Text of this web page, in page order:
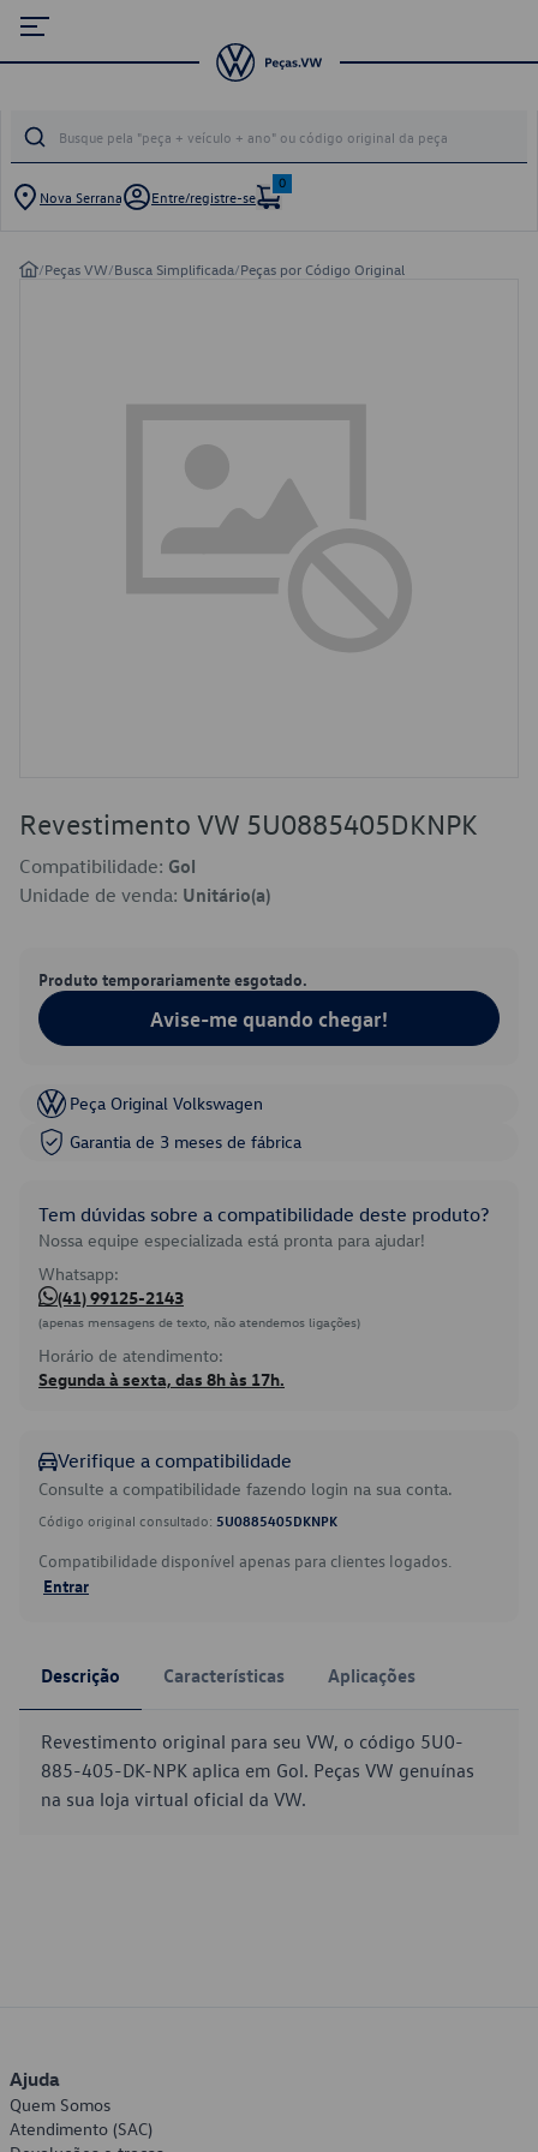
Nova Serrana Entre/registre-se
0
/Peças VW/Busca Simplificada/Peças por Código Original
Revestimento VW 5U0885405DKNPK
Compatibilidade: Gol
Unidade de venda: Unitário(a)
Produto temporariamente esgotado.
Avise-me quando chegar!
Peça Original Volkswagen
Garantia de 3 meses de fábrica
Tem dúvidas sobre a compatibilidade deste produto?
Nossa equipe especializada está pronta para ajudar!
Whatsapp:
(41) 99125-2143
(apenas mensagens de texto, não atendemos ligações)
Horário de atendimento:
Segunda à sexta, das 8h às 17h.
Verifique a compatibilidade
Consulte a compatibilidade fazendo login na sua conta.
Código original consultado: 5U0885405DKNPK
Compatibilidade disponível apenas para clientes logados.
Entrar
Descrição Características Aplicações
Revestimento original para seu VW, o código 5U0-
885-405-DK-NPK aplica em Gol. Peças VW genuínas
na sua loja virtual oficial da VW.
Ajuda
Quem Somos
Atendimento (SAC)